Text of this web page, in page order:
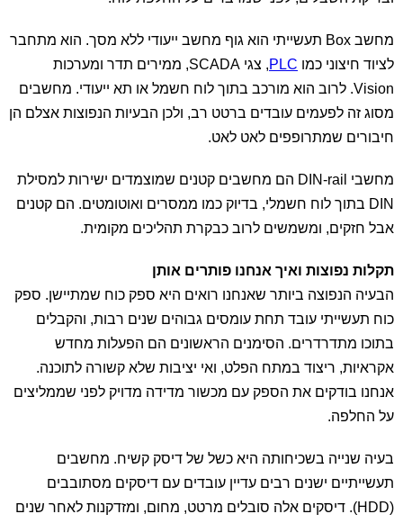
מחשב Box תעשייתי הוא גוף מחשב ייעודי ללא מסך. הוא מתחבר
לציוד חיצוני כמו PLC
, צגי SCADA, ממירים תדר ומערכות
Vision. לרוב הוא מורכב בתוך לוח חשמל או תא ייעודי. מחשבים
מסוג זה לפעמים עובדים ברטט רב, ולכן הבעיות הנפוצות אצלם הן
חיבורים שמתרופפים לאט לאט.
מחשבי DIN-rail הם מחשבים קטנים שמוצמדים ישירות למסילת
DIN בתוך לוח חשמלי, בדיוק כמו ממסרים ואוטומטים. הם קטנים
אבל חזקים, ומשמשים לרוב כבקרת תהליכים מקומית.
תקלות נפוצות ואיך אנחנו פותרים אותן
הבעיה הנפוצה ביותר שאנחנו רואים היא ספק כוח שמתיישן. ספק
כוח תעשייתי עובד תחת עומסים גבוהים שנים רבות, והקבלים
בתוכו מתדרדרים. הסימנים הראשונים הם הפעלות מחדש
אקראיות, ריצוד במתח הפלט, ואי יציבות שלא קשורה לתוכנה.
אנחנו בודקים את הספק עם מכשור מדידה מדויק לפני שממליצים
על החלפה.
בעיה שנייה בשכיחותה היא כשל של דיסק קשיח. מחשבים
תעשייתיים ישנים רבים עדיין עובדים עם דיסקים מסתובבים
(HDD). דיסקים אלה סובלים מרטט, מחום, ומזדקנות לאחר שנים